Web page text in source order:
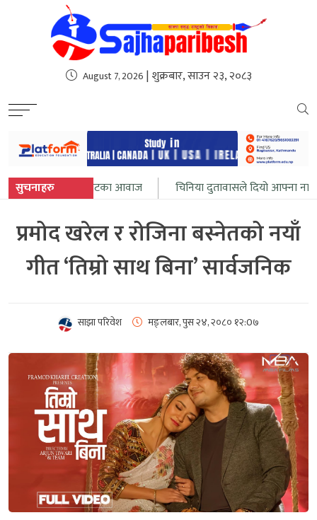
sweet bonanza
August 7, 2026 | शुक्रबार, साउन २३, २०८३
सुचनाहरु
गोली र विस्फोटका आवाज चिनिया दुतावासले दियो आफ्ना
प्रमोद खरेल र रोजिना बस्नेतको नयाँ
गीत ‘तिम्रो साथ बिना’ सार्वजनिक
साझा परिवेश मङ्लबार, पुस २४, २०८० १२:0७